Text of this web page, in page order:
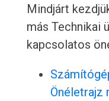
Mindjárt
más Technikai
kapcsolatos
Önéletrajz